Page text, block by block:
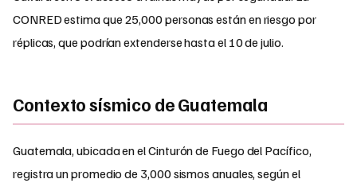
CONRED estima que 25,000 personas están en riesgo por
réplicas, que podrían extenderse hasta el 10 de julio.
Contexto sísmico de Guatemala
Guatemala, ubicada en el Cinturón de Fuego del Pacífico,
registra un promedio de 3,000 sismos anuales, según el